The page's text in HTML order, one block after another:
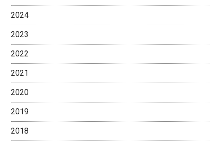
2024
2023
2022
2021
2020
2019
2018